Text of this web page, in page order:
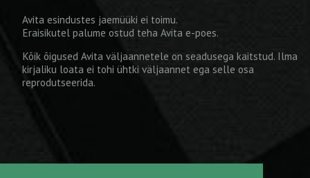
Avita esindustes jaemüüki ei toimu.
Eraisikutel palume ostud teha Avita e-poes.
Kõik õigused Avita väljaannetele on seadusega kaitstud. Ilma
kirjaliku loata ei tohi ühtki väljaannet ega selle osa
reprodutseerida.